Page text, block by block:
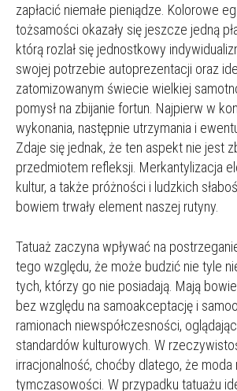
zapłacić niemałe pieniądze. Kolorowe
tożsamości okazały się jeszcze jedną
którą rozlał się jednostkowy
swojej potrzebie autoprezentacji oraz
zatomizowanym świecie wielkiej
pomysł na zbijanie fortun. Najpierw w
wykonania, następnie utrzymania i
Zdaje się jednak, że ten aspekt nie jest
przedmiotem refleksji. Merkantylizacja
kultur, a także próżności i ludzkich
bowiem trwały element naszej rutyny.
Tatuaż zaczyna wpływać na
tego względu, że może budzić nie tyle
tych, którzy go nie posiadają. Mają
bez względu na samoakceptację i
ramionach niewspółczesności,
standardów kulturowych. W
irracjonalność, choćby dlatego, że moda
tymczasowości. W przypadku tatuażu